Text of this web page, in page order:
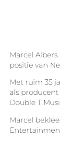
Marcel
positie van
Met ruim 35
als
Double T
Marcel